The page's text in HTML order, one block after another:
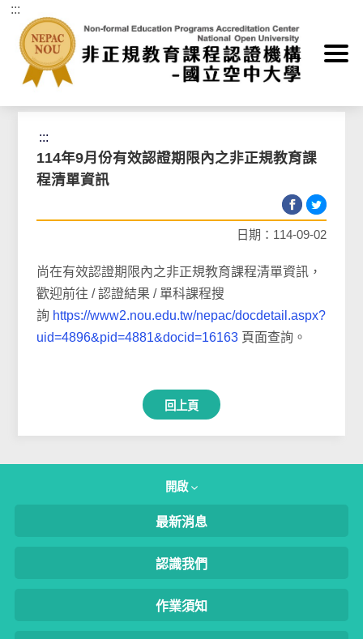
跳到主要內容區塊
:::
首頁>最新消息 非正規教育課程認證機構公告
:::
114年9月份有效認證期限內之非正規教育課
程清單資訊
日期：114-09-02
尚在有效認證期限內之非正規教育課程清單資訊，
歡迎前往 / 認證結果 / 單科課程搜
詢 https://www2.nou.edu.tw/nepac/docdetail.aspx?
uid=4896&pid=4881&docid=16163 頁面查詢。
回上頁
開啟
最新消息
認識我們
作業須知